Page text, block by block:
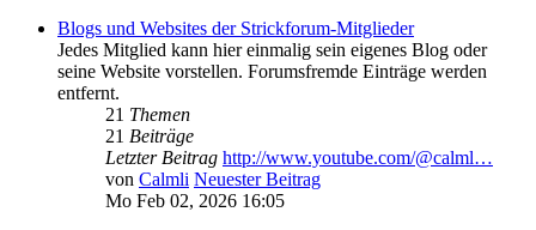
Blogs und Websites der Strickforum-Mitglieder
Jedes Mitglied kann hier einmalig sein eigenes Blog oder
seine Website vorstellen. Forumsfremde Einträge werden
entfernt.
21 Themen
21 Beiträge
Letzter Beitrag http://www.youtube.com/@calml…
von Calmli Neuester Beitrag
Mo Feb 02, 2026 16:05